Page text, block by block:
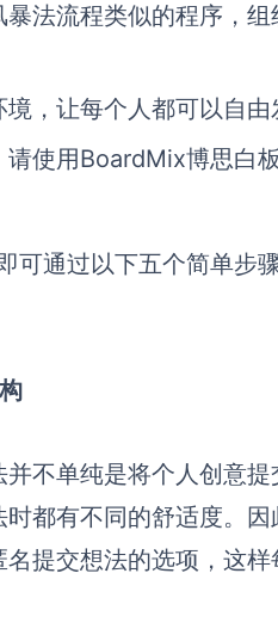
法流程类似的程序，
，让每个人都可以自由
使用BoardMix博思白
可通过以下五个简单步
不单纯是将个人创意
都有不同的舒适度。
提交想法的选项，这